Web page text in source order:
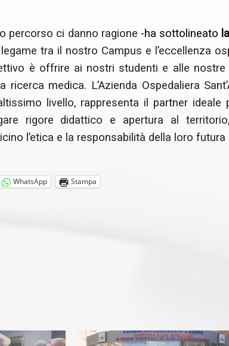
percorso ci danno ragione -ha sottolineato
tra il nostro Campus e l’eccellenza
è offrire ai nostri studenti e alle
ricerca medica. L’Azienda Ospedaliera
livello, rappresenta il partner ideale
rigore didattico e apertura al
l’etica e la responsabilità della loro
WhatsApp Stampa